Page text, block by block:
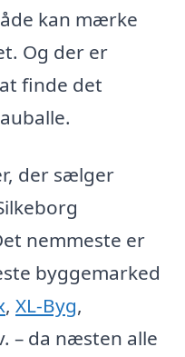
kan mærke
Og der er
finde det
der sælger
nemmeste er
byggemarked
, XL-Byg,
– da næsten alle